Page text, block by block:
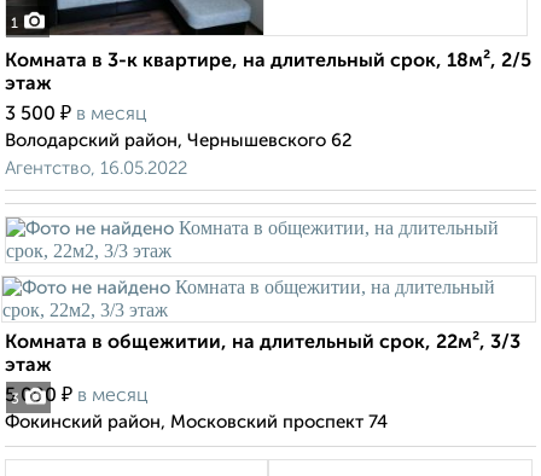
1
Комната в 3-к квартире, на длительный срок, 18м², 2/5
этаж
3 500 ₽ в месяц
Володарский район, Чернышевского 62
Агентство, 16.05.2022
3
Комната в общежитии, на длительный срок, 22м², 3/3
этаж
5 000 ₽ в месяц
Фокинский район, Московский проспект 74